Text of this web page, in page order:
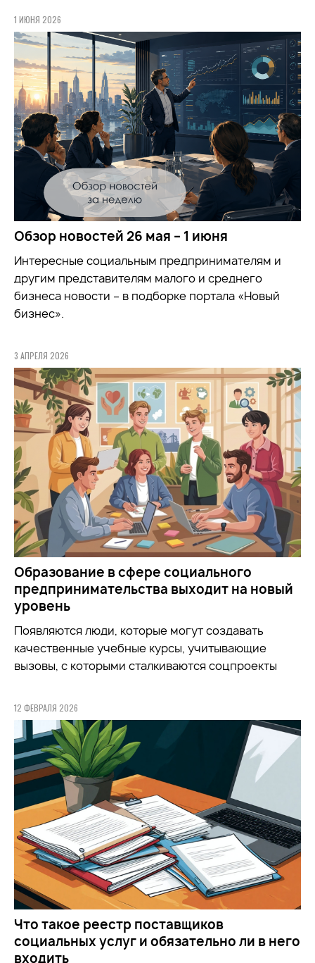
1 ИЮНЯ 2026
Обзор новостей 26 мая – 1 июня
Интересные социальным предпринимателям и
другим представителям малого и среднего
бизнеса новости – в подборке портала «Новый
бизнес».
3 АПРЕЛЯ 2026
Образование в сфере социального
предпринимательства выходит на новый
уровень
Появляются люди, которые могут создавать
качественные учебные курсы, учитывающие
вызовы, с которыми сталкиваются соцпроекты
12 ФЕВРАЛЯ 2026
Что такое реестр поставщиков
социальных услуг и обязательно ли в него
входить